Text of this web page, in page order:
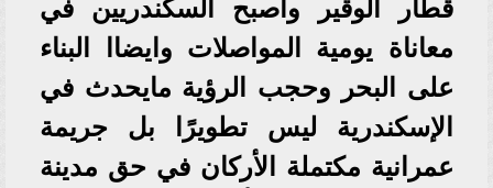
قطار الوقير وأصبح السكندريين في
معاناة يومية المواصلات وايضاا البناء
على البحر وحجب الرؤية مايحدث في
الإسكندرية ليس تطويرًا بل جريمة
عمرانية مكتملة الأركان في حق مدينة